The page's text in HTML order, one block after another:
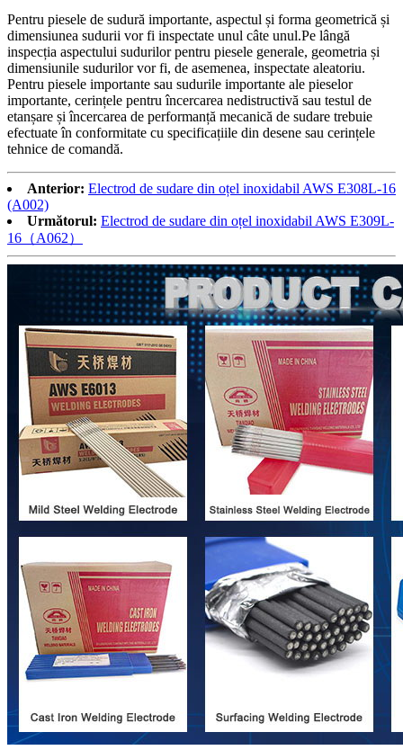
Pentru piesele de sudură importante, aspectul și forma geometrică și
dimensiunea sudurii vor fi inspectate unul câte unul.Pe lângă
inspecția aspectului sudurilor pentru piesele generale, geometria și
dimensiunile sudurilor vor fi, de asemenea, inspectate aleatoriu.
Pentru piesele importante sau sudurile importante ale pieselor
importante, cerințele pentru încercarea nedistructivă sau testul de
etanșare și încercarea de performanță mecanică de sudare trebuie
efectuate în conformitate cu specificațiile din desene sau cerințele
tehnice de comandă.
Anterior: Electrod de sudare din oțel inoxidabil AWS E308L-16
(A002)
Următorul: Electrod de sudare din oțel inoxidabil AWS E309L-
16（A062）